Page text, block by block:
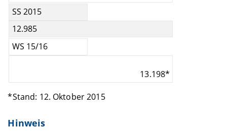
SS 2015
12.985
WS 15/16
13.198*
*Stand: 12. Oktober 2015
Hinweis